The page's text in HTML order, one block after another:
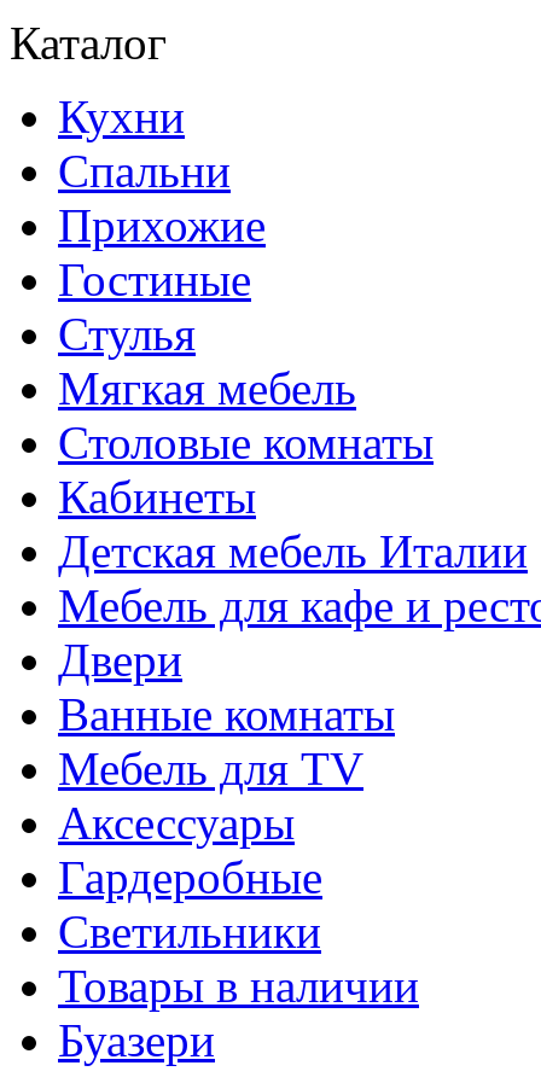
Каталог
Кухни
Спальни
Прихожие
Гостиные
Стулья
Мягкая мебель
Столовые комнаты
Кабинеты
Детская мебель Италии
Мебель для кафе и
Двери
Ванные комнаты
Мебель для TV
Аксессуары
Гардеробные
Светильники
Товары в наличии
Буазери